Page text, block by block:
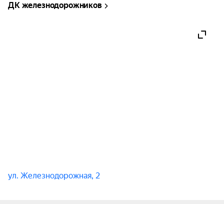
ДК железнодорожников
ул. Железнодорожная, 2